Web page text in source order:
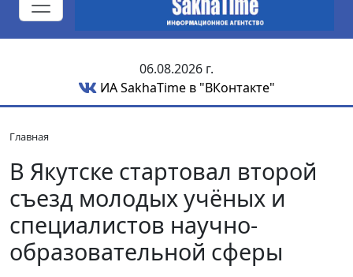
06.08.2026 г.
ИА SakhaTime в "ВКонтакте"
Главная
В Якутске стартовал второй
съезд молодых учёных и
специалистов научно-
образовательной сферы